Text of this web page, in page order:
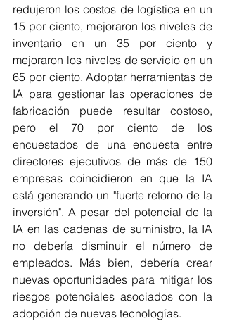
redujeron los costos de logística en un
15 por ciento, mejoraron los niveles de
inventario en un 35 por ciento y
mejoraron los niveles de servicio en un
65 por ciento. Adoptar herramientas de
IA para gestionar las operaciones de
fabricación puede resultar costoso,
pero el 70 por ciento de los
encuestados de una encuesta entre
directores ejecutivos de más de 150
empresas coincidieron en que la IA
está generando un "fuerte retorno de la
inversión". A pesar del potencial de la
IA en las cadenas de suministro, la IA
no debería disminuir el número de
empleados. Más bien, debería crear
nuevas oportunidades para mitigar los
riesgos potenciales asociados con la
adopción de nuevas tecnologías.